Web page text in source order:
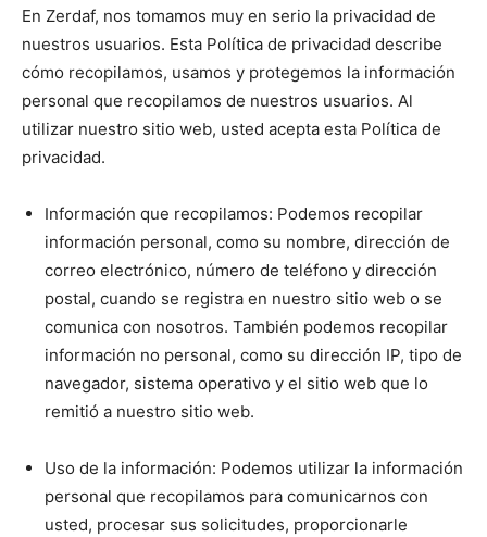
En Zerdaf, nos tomamos muy en serio la privacidad de
nuestros usuarios. Esta Política de privacidad describe
cómo recopilamos, usamos y protegemos la información
personal que recopilamos de nuestros usuarios. Al
utilizar nuestro sitio web, usted acepta esta Política de
privacidad.
Información que recopilamos: Podemos recopilar
información personal, como su nombre, dirección de
correo electrónico, número de teléfono y dirección
postal, cuando se registra en nuestro sitio web o se
comunica con nosotros. También podemos recopilar
información no personal, como su dirección IP, tipo de
navegador, sistema operativo y el sitio web que lo
remitió a nuestro sitio web.
Uso de la información: Podemos utilizar la información
personal que recopilamos para comunicarnos con
usted, procesar sus solicitudes, proporcionarle